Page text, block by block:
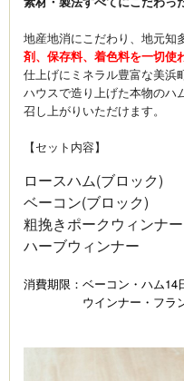
地産地消にこだわり、地元知
剤、保存料、着色料を一切使
仕上げにミネラル豊富な美浜
ハウスで造り上げた本物のハ
召し上がりいただけます。
【セット内容】
ロースハム(ブロック)
ベーコン(ブロック)
粗挽きポークウィンナー
ハーブウィンナー
消費期限：ベーコン・ハム14
ウインナー・フラン